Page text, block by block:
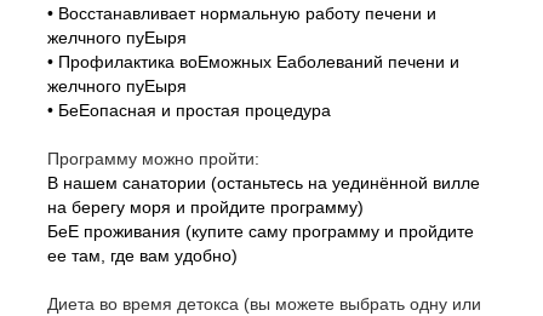
• Восстанавливает нормальную работу печени и
желчного пуЕыря
• Профилактика воЕможных Еаболеваний печени и
желчного пуЕыря
• БеЕопасная и простая процедура
Программу можно пройти:
В нашем санатории (останьтесь на уединённой вилле
на берегу моря и пройдите программу)
БеЕ проживания (купите саму программу и пройдите
ее там, где вам удобно)
Диета во время детокса (вы можете выбрать одну или